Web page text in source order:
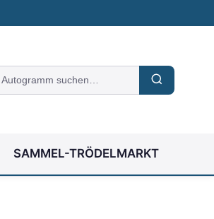
SAMMEL-TRÖDELMARKT